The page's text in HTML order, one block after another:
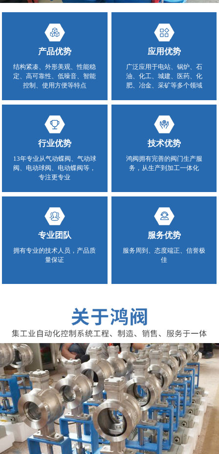
产品优势
结构紧凑、外形美观、性能稳
定、高可靠性、低噪音、智能
控制、使用方便等特点
应用优势
广泛应用于电站、锅炉、石
油、化工、城建、医药、化
肥、冶金、采矿等多个领域
行业优势
13年专业从气动蝶阀、气动球
阀、电动球阀、电动蝶阀等，
专注更专业
技术优势
鸿阀拥有完善的阀门生产服
务，从生产到加工一体化
专业团队
拥有专业的技术人员，产品质
量保证
服务优势
服务周到、态度端正、信誉极
佳